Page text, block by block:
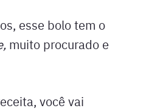
esse bolo tem o
muito procurado e
você vai